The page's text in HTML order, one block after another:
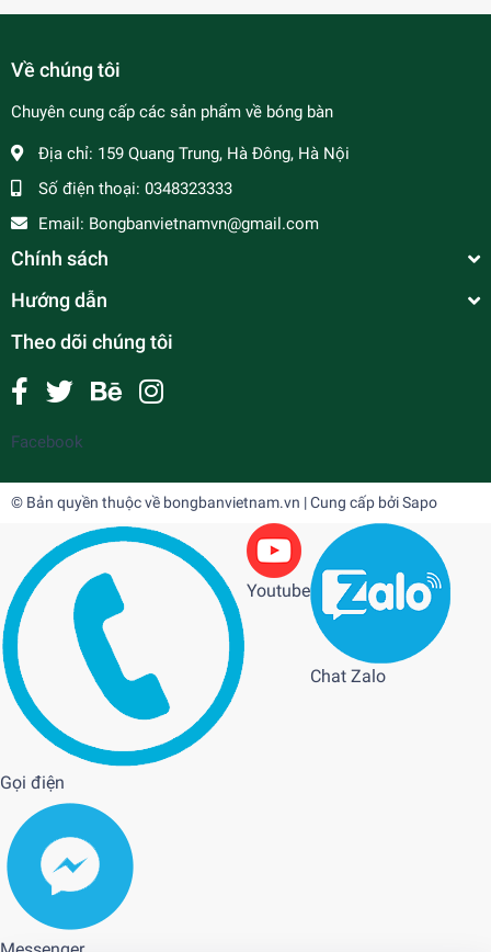
Về chúng tôi
Chuyên cung cấp các sản phẩm về bóng bàn
Địa chỉ: 159 Quang Trung, Hà Đông, Hà Nội
Số điện thoại: 0348323333
Email: Bongbanvietnamvn@gmail.com
Chính sách
Hướng dẫn
Theo dõi chúng tôi
Facebook
© Bản quyền thuộc về bongbanvietnam.vn | Cung cấp bởiSapo
Gọi điện
Youtube
Chat Zalo